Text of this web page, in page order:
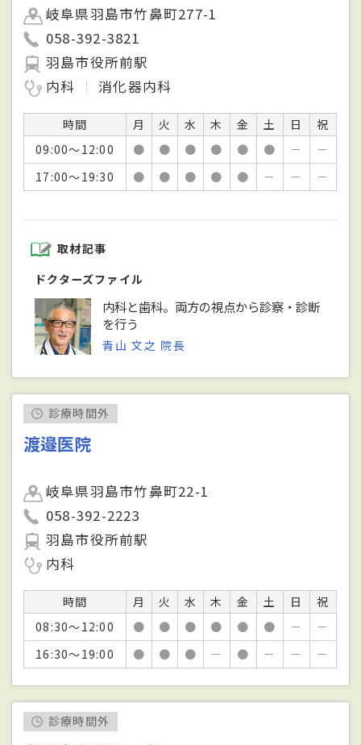
岐阜県羽島市竹鼻町277-1
058-392-3821
羽島市役所前駅
内科
消化器内科
時間 月 火 水 木 金 土 日
祝
09:00～12:00
● ● ● ● ● ● －
－
17:00～19:30
● ● ● ● ● － － －
取材記事
ドクターズファイル
内科と歯科。両方の視点から診察・診断
を行う
青山 文之 院長
診療時間外
渡邉医院
岐阜県羽島市竹鼻町22-1
058-392-2223
羽島市役所前駅
内科
時間 月 火 水 木 金 土 日
祝
08:30～12:00
● ● ● ● ● ● －
－
16:30～19:00
● ● ● － ● － － －
診療時間外